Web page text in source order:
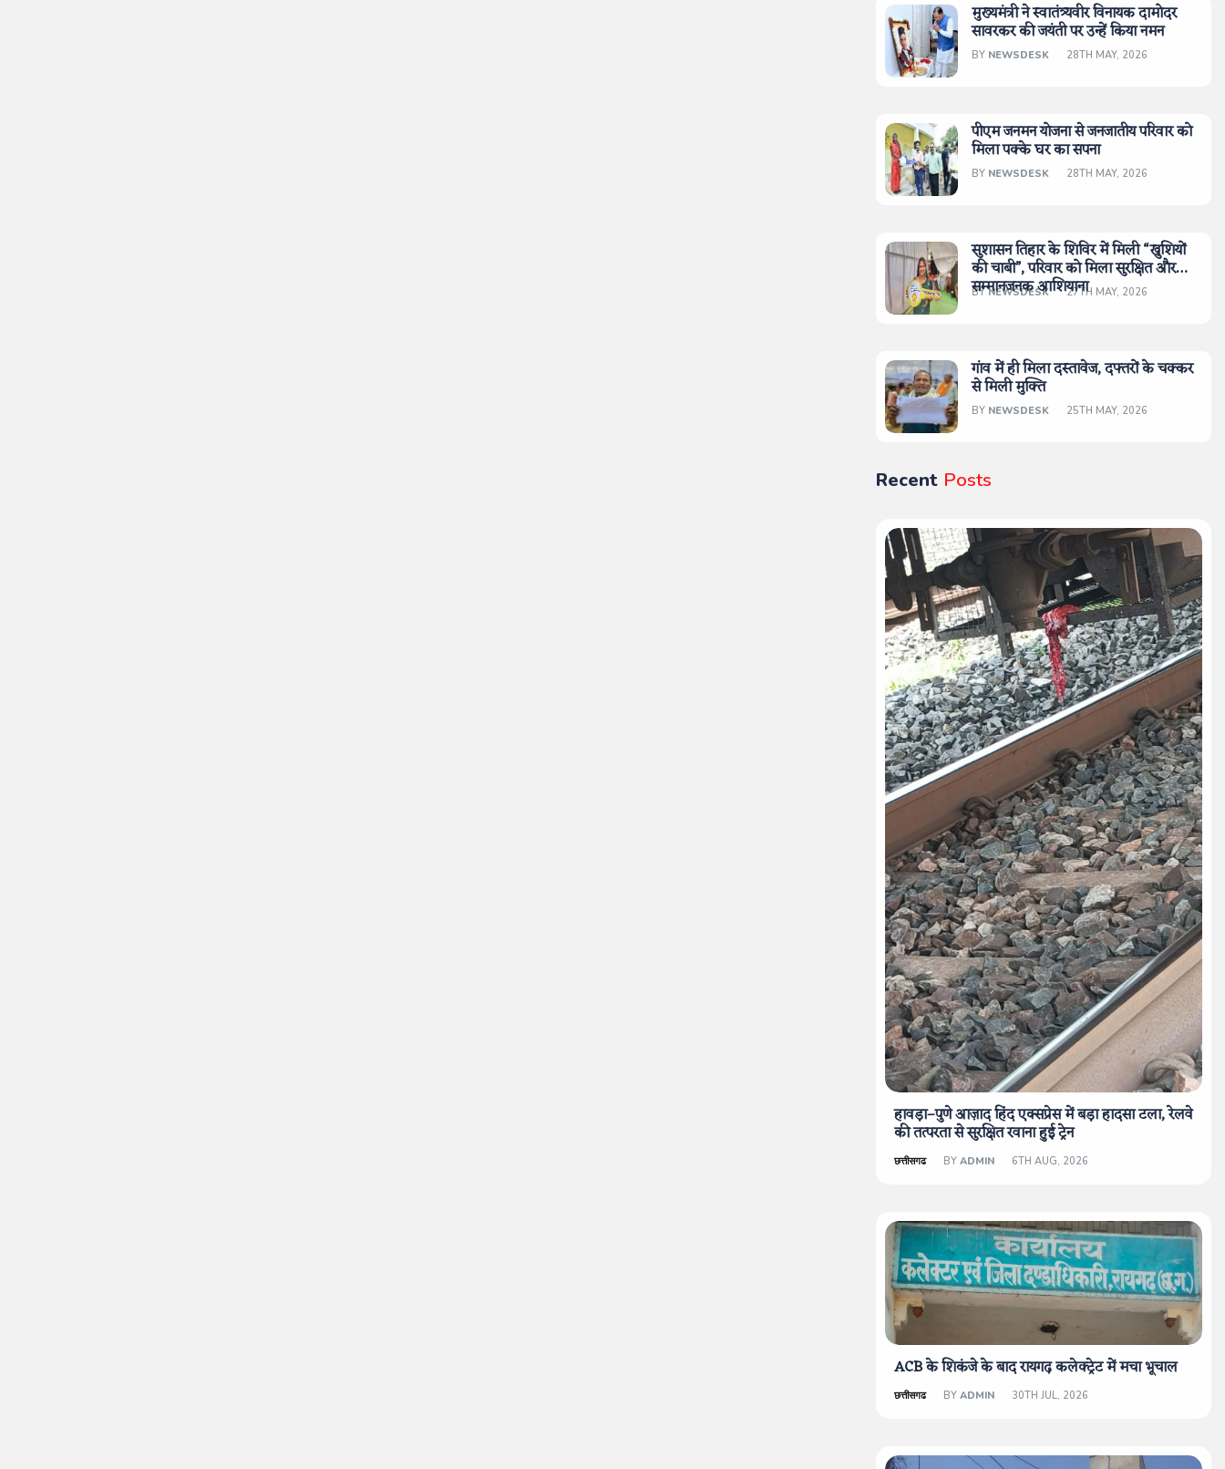
मुख्यमंत्री ने स्वातंत्र्यवीर विनायक दामोदर
सावरकर की जयंती पर उन्हें किया नमन
BY NEWSDESK 28TH MAY, 2026
पीएम जनमन योजना से जनजातीय परिवार को
मिला पक्के घर का सपना
BY NEWSDESK 28TH MAY, 2026
सुशासन तिहार के शिविर में मिली “खुशियों
की चाबी”, परिवार को मिला सुरक्षित और
सम्मानजनक आशियाना
BYNEWSDESK 27TH MAY, 2026
गांव में ही मिला दस्तावेज, दफ्तरों के चक्कर
से मिली मुक्ति
BY NEWSDESK 25TH MAY, 2026
Recent Posts
हावड़ा–पुणे आज़ाद हिंद एक्सप्रेस में बड़ा हादसा टला, रेलवे
की तत्परता से सुरक्षित रवाना हुई ट्रेन
छत्तीसगढ BY ADMIN 6TH AUG, 2026
ACB के शिकंजे के बाद रायगढ़ कलेक्ट्रेट में मचा भूचाल
छत्तीसगढ BY ADMIN 30TH JUL, 2026